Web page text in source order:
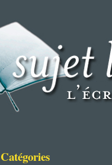
Catégories